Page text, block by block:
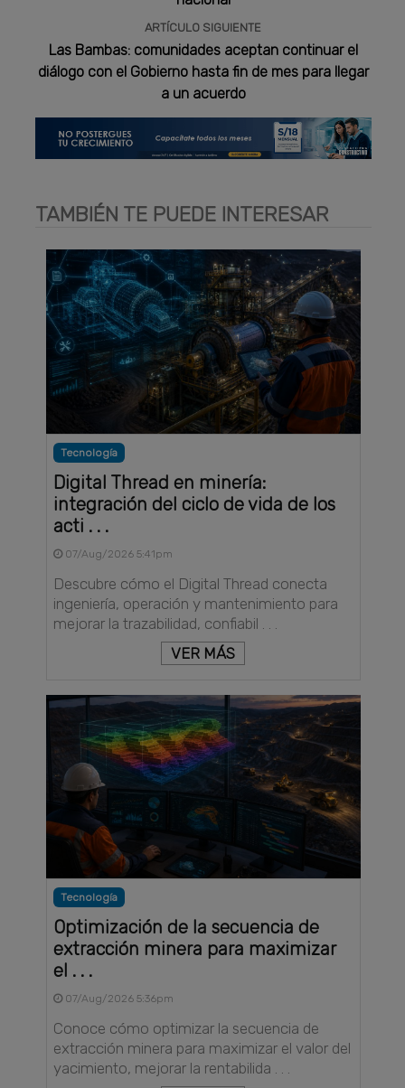
ARTÍCULO SIGUIENTE
Las Bambas: comunidades aceptan continuar el
diálogo con el Gobierno hasta fin de mes para llegar
a un acuerdo
TAMBIÉN TE PUEDE INTERESAR
Tecnología
Digital Thread en minería:
integración del ciclo de vida de los
acti . . .
07/Aug/2026 5:41pm
Descubre cómo el Digital Thread conecta
ingeniería, operación y mantenimiento para
mejorar la trazabilidad, confiabil . . .
VER MÁS
Tecnología
Optimización de la secuencia de
extracción minera para maximizar
el . . .
07/Aug/2026 5:36pm
Conoce cómo optimizar la secuencia de
extracción minera para maximizar el valor del
yacimiento, mejorar la rentabilida . . .